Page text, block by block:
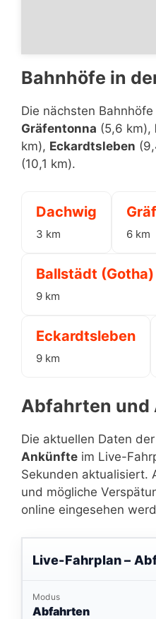
Bahnhöfe in
Die nächsten Bahnhöfe
Gräfentonna (5,6 km),
km), Eckardtsleben
(10,1 km).
Dachwig
3 km 6 km
Ballstädt (Gotha)
9 km
Eckardtsleben
9 km
Abfahrten und
Die aktuellen Daten der
Ankünfte im Live-
Sekunden aktualisiert.
und mögliche
online eingesehen
Live-Fahrplan –
Modus
Abfahrten